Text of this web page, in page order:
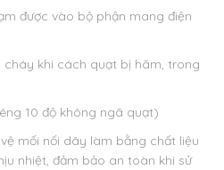
được vào bộ phận mang điện
khi cách quạt bị hãm, trong
10 độ không ngã quạt)
mối nối dây làm bằng chất liệu
nhiệt, đảm bảo an toàn khi sử